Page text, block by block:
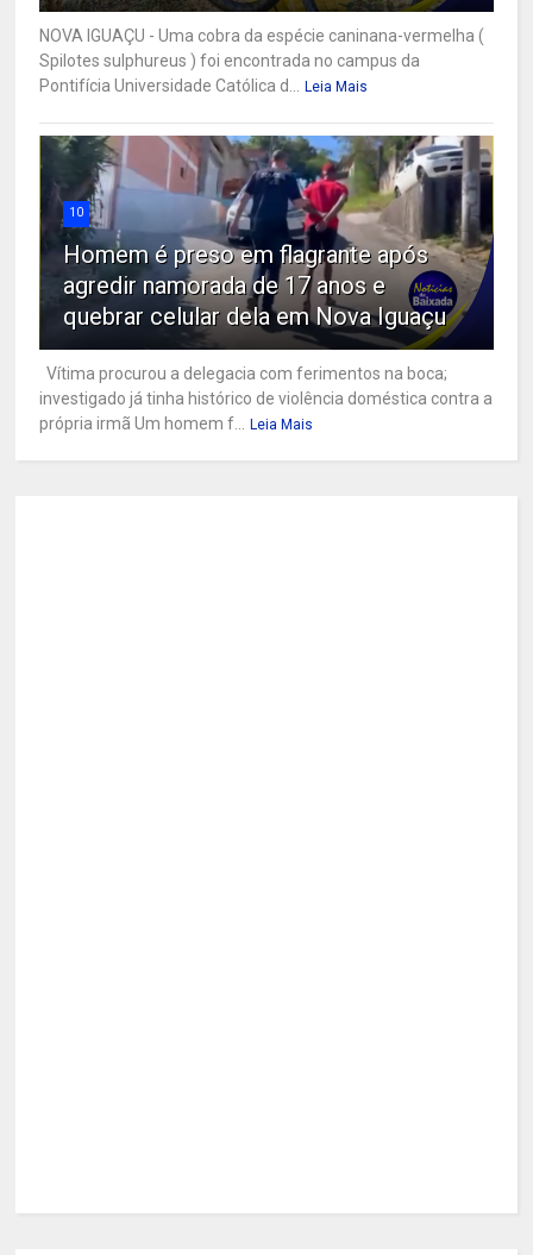
NOVA IGUAÇU - Uma cobra da espécie caninana-vermelha (
Spilotes sulphureus ) foi encontrada no campus da
Pontifícia Universidade Católica d...
Leia Mais
10
Homem é preso em flagrante após
agredir namorada de 17 anos e
quebrar celular dela em Nova Iguaçu
Vítima procurou a delegacia com ferimentos na boca;
investigado já tinha histórico de violência doméstica contra a
própria irmã Um homem f...
Leia Mais